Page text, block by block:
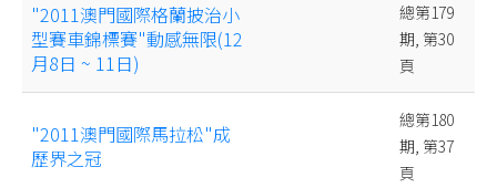
"2011澳門國際格蘭披治小
型賽車錦標賽"動感無限(12
月8日 ~ 11日)
總第179
期, 第30
頁
"2011澳門國際馬拉松"成
歷界之冠
總第180
期, 第37
頁